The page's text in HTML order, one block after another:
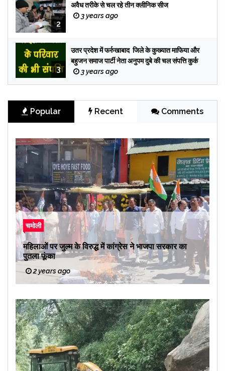
2
अवैध तरीके से चल रहे तीन क्लीनिक सीज
3 years ago
3
उतर प्रदेश में फर्रुखाबाद जिले के कुख्यात माफिया और
बहुजन समाज पार्टी नेता अनुपम दुबे की चल संपत्ति कुर्क
3 years ago
Popular Recent Comments
चमोली
महिलाओं पर जुल्म के विरुद्ध में कांग्रेस ने भाजपा सरकार का
पुतला फूंका
2 years ago